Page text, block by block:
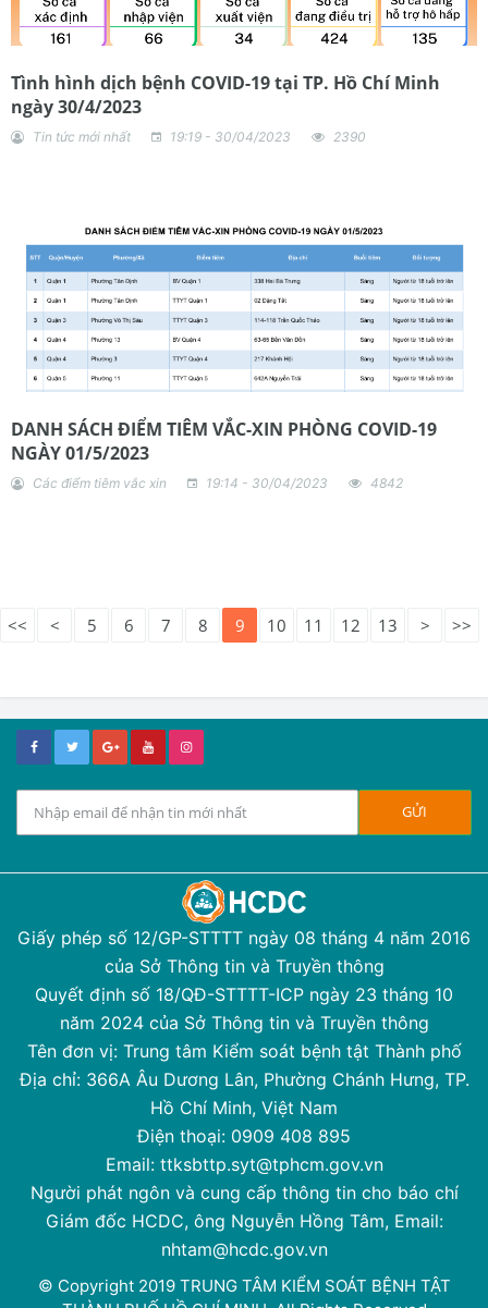
Tình hình dịch bệnh COVID-19 tại TP. Hồ Chí Minh
ngày 30/4/2023
Tin tức mới nhất 19:19 - 30/04/2023 2390
DANH SÁCH ĐIỂM TIÊM VẮC-XIN PHÒNG COVID-19
NGÀY 01/5/2023
Các điểm tiêm vắc xin 19:14 - 30/04/2023 4842
<< < 5 6 7 8 9 10 11 12 13 > >>
Giấy phép số 12/GP-STTTT ngày 08 tháng 4 năm 2016
của Sở Thông tin và Truyền thông
Quyết định số 18/QĐ-STTTT-ICP ngày 23 tháng 10
năm 2024 của Sở Thông tin và Truyền thông
Tên đơn vị: Trung tâm Kiểm soát bệnh tật Thành phố
Địa chỉ: 366A Âu Dương Lân, Phường Chánh Hưng, TP.
Hồ Chí Minh, Việt Nam
Điện thoại: 0909 408 895
Email: ttksbttp.syt@tphcm.gov.vn
Người phát ngôn và cung cấp thông tin cho báo chí
Giám đốc HCDC, ông Nguyễn Hồng Tâm, Email:
nhtam@hcdc.gov.vn
© Copyright 2019 TRUNG TÂM KIỂM SOÁT BỆNH TẬT